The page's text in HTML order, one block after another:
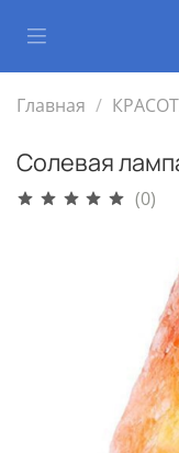
Главная
Солевая
(0)